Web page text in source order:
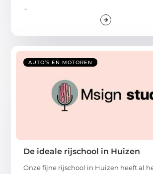
...
AUTO’S EN MOTOREN
De ideale rijschool in Huizen
Onze fijne rijschool in Huizen heeft al